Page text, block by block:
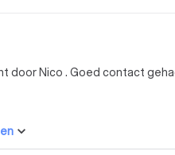
door Nico . Goed contact